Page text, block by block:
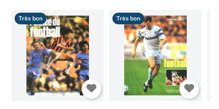
Très bon Très bon